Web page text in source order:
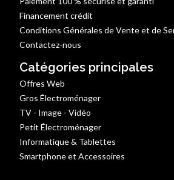
Financement crédit
Conditions Générales de Vente et de
Contactez-nous
Catégories principales
Offres Web
Gros Électroménager
TV - Image - Vidéo
Petit Électroménager
Informatique & Tablettes
Smartphone et Accessoires